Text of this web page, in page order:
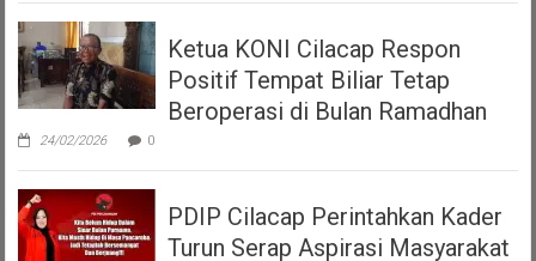
Ketua KONI Cilacap Respon
Positif Tempat Biliar Tetap
Beroperasi di Bulan Ramadhan
24/02/2026 0
PDIP Cilacap Perintahkan Kader
Turun Serap Aspirasi Masyarakat